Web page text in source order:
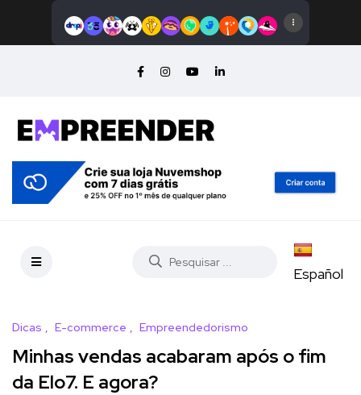
Español
Dicas E-commerce Empreendedorismo
Minhas vendas acabaram após o fim
da Elo7. E agora?